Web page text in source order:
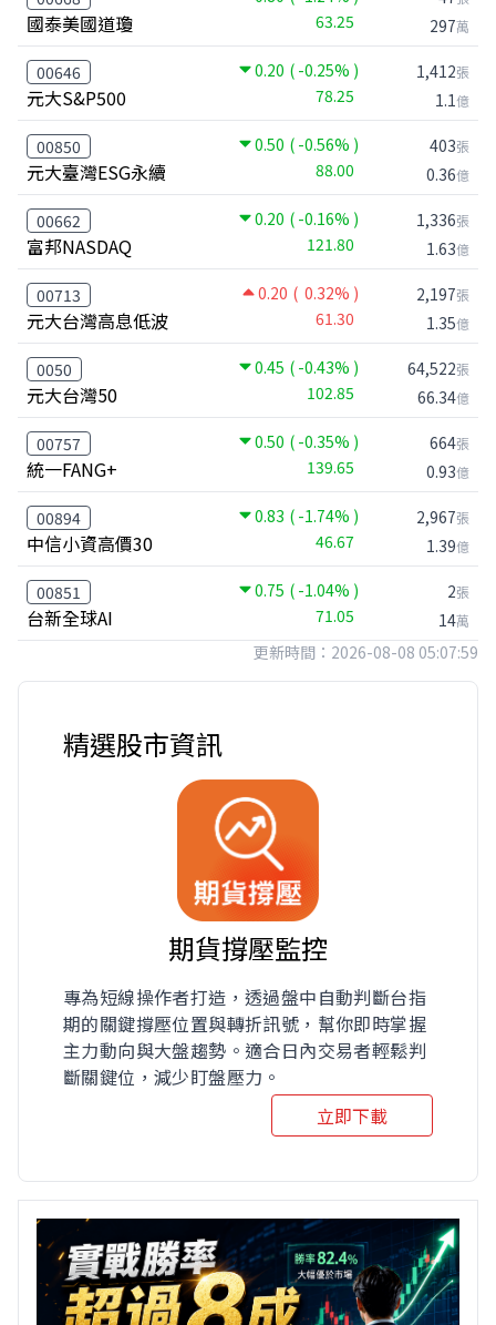
國泰美國道瓊 63.25 297萬
00646 0.20 ( -0.25% )
元大S&P500 78.25
1,412張
1.1億
00850 0.50 ( -0.56% )
元大臺灣ESG永續 88.00
403張
0.36億
00662 0.20 ( -0.16% )
富邦NASDAQ 121.80
1,336張
1.63億
00713 0.20 ( 0.32% )
元大台灣高息低波 61.30
2,197張
1.35億
0050 0.45 ( -0.43% )
元大台灣50 102.85
64,522張
66.34億
00757 0.50 ( -0.35% )
統一FANG+ 139.65
664張
0.93億
00894 0.83 ( -1.74% )
中信小資高價30 46.67
2,967張
1.39億
00851 0.75 ( -1.04% )
台新全球AI 71.05
2張
14萬
更新時間：2026-08-08 05:07:59
精選股市資訊
期貨撐壓監控
專為短線操作者打造，透過盤中自動判斷台指
期的關鍵撐壓位置與轉折訊號，幫你即時掌握
主力動向與大盤趨勢。適合日內交易者輕鬆判
斷關鍵位，減少盯盤壓力。
立即下載